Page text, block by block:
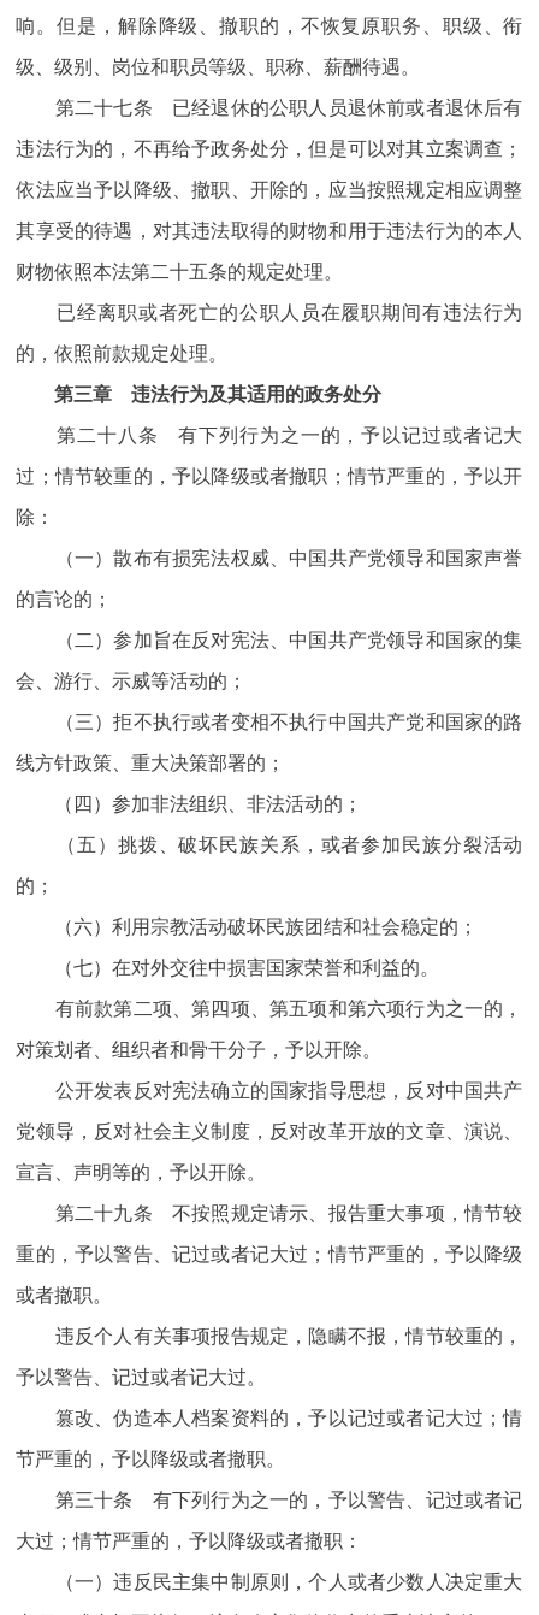
响。但是，解除降级、撤职的，不恢复原职务、职级、衔
级、级别、岗位和职员等级、职称、薪酬待遇。
第二十七条 已经退休的公职人员退休前或者退休后有
违法行为的，不再给予政务处分，但是可以对其立案调查；
依法应当予以降级、撤职、开除的，应当按照规定相应调整
其享受的待遇，对其违法取得的财物和用于违法行为的本人
财物依照本法第二十五条的规定处理。
已经离职或者死亡的公职人员在履职期间有违法行为
的，依照前款规定处理。
第三章 违法行为及其适用的政务处分
第二十八条 有下列行为之一的，予以记过或者记大
过；情节较重的，予以降级或者撤职；情节严重的，予以开
除：
（一）散布有损宪法权威、中国共产党领导和国家声誉
的言论的；
（二）参加旨在反对宪法、中国共产党领导和国家的集
会、游行、示威等活动的；
（三）拒不执行或者变相不执行中国共产党和国家的路
线方针政策、重大决策部署的；
（四）参加非法组织、非法活动的；
（五）挑拨、破坏民族关系，或者参加民族分裂活动
的；
（六）利用宗教活动破坏民族团结和社会稳定的；
（七）在对外交往中损害国家荣誉和利益的。
有前款第二项、第四项、第五项和第六项行为之一的，
对策划者、组织者和骨干分子，予以开除。
公开发表反对宪法确立的国家指导思想，反对中国共产
党领导，反对社会主义制度，反对改革开放的文章、演说、
宣言、声明等的，予以开除。
第二十九条 不按照规定请示、报告重大事项，情节较
重的，予以警告、记过或者记大过；情节严重的，予以降级
或者撤职。
违反个人有关事项报告规定，隐瞒不报，情节较重的，
予以警告、记过或者记大过。
篡改、伪造本人档案资料的，予以记过或者记大过；情
节严重的，予以降级或者撤职。
第三十条 有下列行为之一的，予以警告、记过或者记
大过；情节严重的，予以降级或者撤职：
（一）违反民主集中制原则，个人或者少数人决定重大